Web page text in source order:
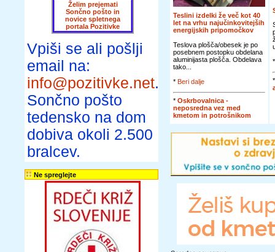
Želim prejemati
Sončno pošto in
novice spletnega
portala Pozitivke
Vpiši se ali pošlji
email na:
info@pozitivke.net.
Sončno pošto
tedensko na dom
dobiva okoli 2.500
bralcev.
Ne spreglejte
Teslini izdelki že več kot 40
let na vrhu najučinkovitejših
energijskih pripomočkov
Teslova plošča/obesek je po
posebnem postopku obdelana
aluminijasta plošča. Obdelava
tako...
* Beri dalje
* Oskrbovalnica -
neposredna vez med
kmetom in potrošnikom